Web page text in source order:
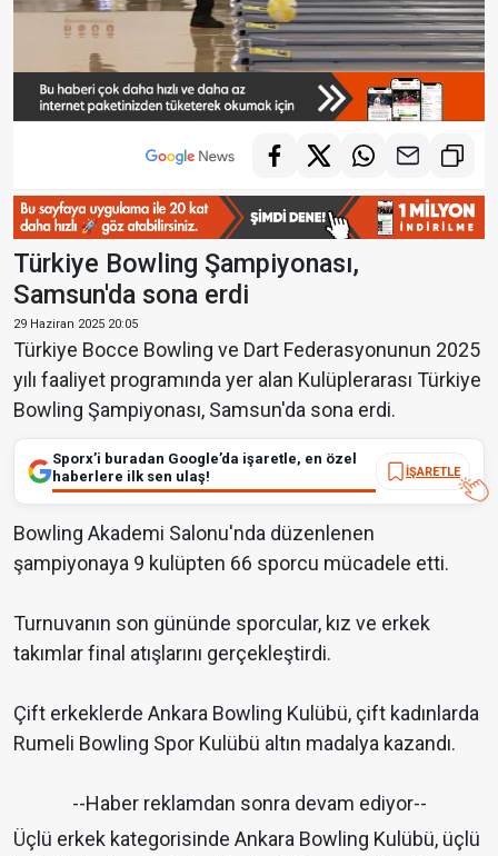
Türkiye Bowling Şampiyonası,
Samsun'da sona erdi
29 Haziran 2025 20:05
Türkiye Bocce Bowling ve Dart Federasyonunun 2025
yılı faaliyet programında yer alan Kulüplerarası Türkiye
Bowling Şampiyonası, Samsun'da sona erdi.
Sporx’i buradan Google’da işaretle, en özel
haberlere ilk sen ulaş!
İŞARETLE
Bowling Akademi Salonu'nda düzenlenen
şampiyonaya 9 kulüpten 66 sporcu mücadele etti.
Turnuvanın son gününde sporcular, kız ve erkek
takımlar final atışlarını gerçekleştirdi.
Çift erkeklerde Ankara Bowling Kulübü, çift kadınlarda
Rumeli Bowling Spor Kulübü altın madalya kazandı.
--Haber reklamdan sonra devam ediyor--
Üçlü erkek kategorisinde Ankara Bowling Kulübü, üçlü